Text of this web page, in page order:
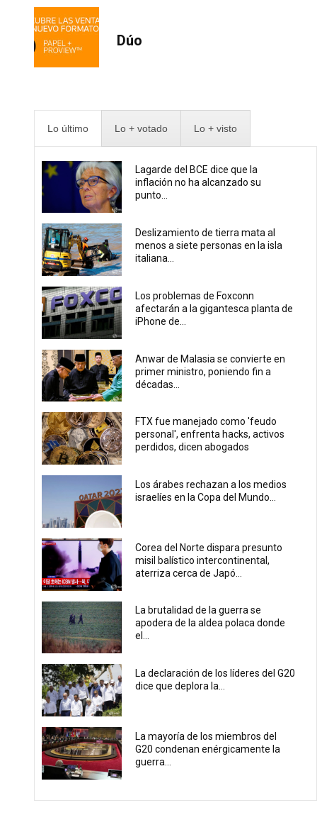
Dúo
Lo último Lo + votado Lo + visto
Lagarde del BCE dice que la
inflación no ha alcanzado su
punto...
Deslizamiento de tierra mata al
menos a siete personas en la isla
italiana...
Los problemas de Foxconn
afectarán a la gigantesca planta de
iPhone de...
Anwar de Malasia se convierte en
primer ministro, poniendo fin a
décadas...
FTX fue manejado como 'feudo
personal', enfrenta hacks, activos
perdidos, dicen abogados
Los árabes rechazan a los medios
israelíes en la Copa del Mundo...
Corea del Norte dispara presunto
misil balístico intercontinental,
aterriza cerca de Japó...
La brutalidad de la guerra se
apodera de la aldea polaca donde
el...
La declaración de los líderes del G20
dice que deplora la...
La mayoría de los miembros del
G20 condenan enérgicamente la
guerra...